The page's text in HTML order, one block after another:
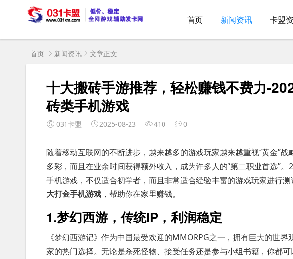
首页 新闻资讯 卡盟
首页 新闻资讯 文章正文
十大搬砖手游推荐，轻松赚钱不费力-
砖类手机游戏
031卡盟 2025-08-23 410 0
随着移动互联网的不断进步，越来越多的游戏玩家越来越重视“黄金”
多彩，而且在业余时间获得额外收入，成为许多人的“第二职业首选”
手机游戏，不仅适合初学者，而且非常适合经验丰富的游戏玩家进行
大打金手机游戏 ，帮助你在家里赚钱。
1.梦幻西游，传统IP，利润稳定
《梦幻西游记》作为中国最受欢迎的MMORPG之一，拥有巨大的世
家的热门选择。无论是杀死怪物、接受任务还是参与小组书籍，你都